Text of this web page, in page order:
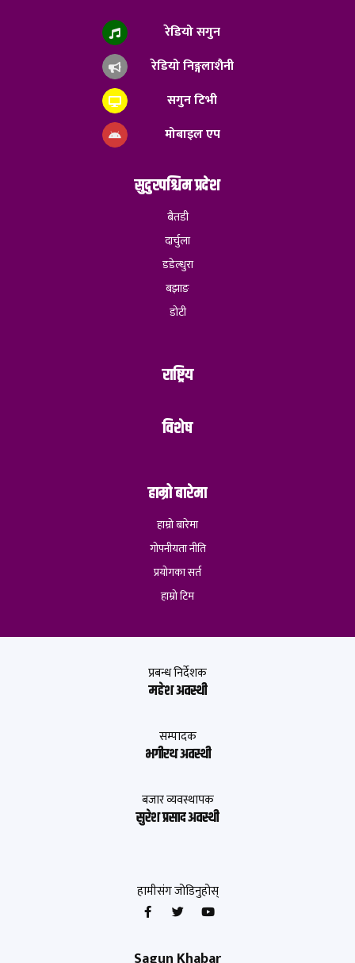
रेडियो सगुन
रेडियो निङ्गलाशैनी
सगुन टिभी
मोबाइल एप
सुदुरपश्चिम प्रदेश
बैतडी
दार्चुला
डडेल्धुरा
बझाङ
डोटी
राष्ट्रिय
विशेष
हाम्रो बारेमा
हाम्रो बारेमा
गोपनीयता नीति
प्रयोगका सर्त
हाम्रो टिम
प्रबन्ध निर्देशक
महेश अवस्थी
सम्पादक
भगीरथ अवस्थी
बजार व्यवस्थापक
सुरेश प्रसाद अवस्थी
हामीसंग जोडिनुहोस्